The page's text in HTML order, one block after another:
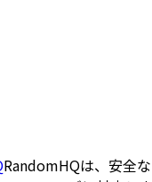
RandomHQは、安全